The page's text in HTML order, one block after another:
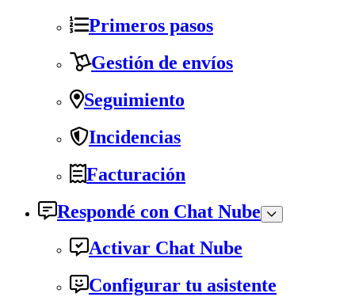
Primeros pasos
Gestión de envíos
Seguimiento
Incidencias
Facturación
Respondé con Chat Nube
Activar Chat Nube
Configurar tu asistente